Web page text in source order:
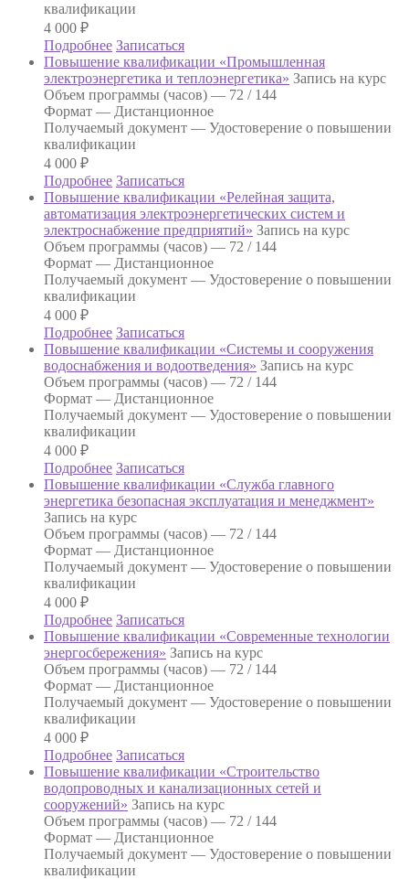
квалификации
4 000 ₽
Подробнее Записаться
Повышение квалификации «Промышленная
электроэнергетика и теплоэнергетика» Запись на курс
Объем программы (часов) — 72 / 144
Формат — Дистанционное
Получаемый документ — Удостоверение о повышении
квалификации
4 000 ₽
Подробнее Записаться
Повышение квалификации «Релейная защита,
автоматизация электроэнергетических систем и
электроснабжение предприятий» Запись на курс
Объем программы (часов) — 72 / 144
Формат — Дистанционное
Получаемый документ — Удостоверение о повышении
квалификации
4 000 ₽
Подробнее Записаться
Повышение квалификации «Системы и сооружения
водоснабжения и водоотведения» Запись на курс
Объем программы (часов) — 72 / 144
Формат — Дистанционное
Получаемый документ — Удостоверение о повышении
квалификации
4 000 ₽
Подробнее Записаться
Повышение квалификации «Служба главного
энергетика безопасная эксплуатация и менеджмент»
Запись на курс
Объем программы (часов) — 72 / 144
Формат — Дистанционное
Получаемый документ — Удостоверение о повышении
квалификации
4 000 ₽
Подробнее Записаться
Повышение квалификации «Современные технологии
энергосбережения» Запись на курс
Объем программы (часов) — 72 / 144
Формат — Дистанционное
Получаемый документ — Удостоверение о повышении
квалификации
4 000 ₽
Подробнее Записаться
Повышение квалификации «Строительство
водопроводных и канализационных сетей и
сооружений» Запись на курс
Объем программы (часов) — 72 / 144
Формат — Дистанционное
Получаемый документ — Удостоверение о повышении
квалификации